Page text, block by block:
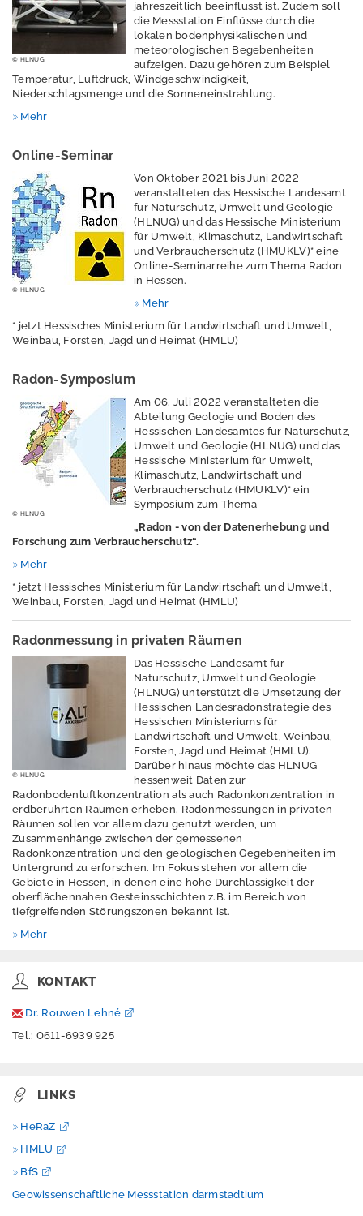
Hydrogeologie
Nutzung tiefer
Untergrund
Rohstoffe und
Geoenergien
Klimawandel und
Anpassung
Lärm
Luft
Nachhaltigkeit /
Indikatoren
Naturschutz -
Zentrum für
Artenvielfalt
Ressourcenschutz
und
Kreislaufwirtschaft,
Wasser
Windenergie
M
e
s
P
u
b
li
k
a
ti
o
n
e
Ü
b
e
s
P
r
e
© HLNUG
jahreszeitlich beeinflusst ist. Zudem soll
die Messstation Einflüsse durch die
lokalen bodenphysikalischen und
meteorologischen Begebenheiten
aufzeigen. Dazu gehören zum Beispiel
Temperatur, Luftdruck, Windgeschwindigkeit,
Niederschlagsmenge und die Sonneneinstrahlung.
Mehr
Online-Seminar
© HLNUG
Von Oktober 2021 bis Juni 2022
veranstalteten das Hessische Landesamt
für Naturschutz, Umwelt und Geologie
(HLNUG) und das Hessische Ministerium
für Umwelt, Klimaschutz, Landwirtschaft
und Verbraucherschutz (HMUKLV)* eine
Online-Seminarreihe zum Thema Radon
in Hessen.
Mehr
* jetzt Hessisches Ministerium für Landwirtschaft und Umwelt,
Weinbau, Forsten, Jagd und Heimat (HMLU)
Radon-Symposium
© HLNUG
Am 06. Juli 2022 veranstalteten die
Abteilung Geologie und Boden des
Hessischen Landesamtes für Naturschutz,
Umwelt und Geologie (HLNUG) und das
Hessische Ministerium für Umwelt,
Klimaschutz, Landwirtschaft und
Verbraucherschutz (HMUKLV)* ein
Symposium zum Thema
„Radon - von der Datenerhebung und
Forschung zum Verbraucherschutz“.
Mehr
* jetzt Hessisches Ministerium für Landwirtschaft und Umwelt,
Weinbau, Forsten, Jagd und Heimat (HMLU)
Radonmessung in privaten Räumen
© HLNUG
Das Hessische Landesamt für
Naturschutz, Umwelt und Geologie
(HLNUG) unterstützt die Umsetzung der
Hessischen Landesradonstrategie des
Hessischen Ministeriums für
Landwirtschaft und Umwelt, Weinbau,
Forsten, Jagd und Heimat (HMLU).
Darüber hinaus möchte das HLNUG
hessenweit Daten zur
Radonbodenluftkonzentration als auch Radonkonzentration in
erdberührten Räumen erheben. Radonmessungen in privaten
Räumen sollen vor allem dazu genutzt werden, um
Zusammenhänge zwischen der gemessenen
Radonkonzentration und den geologischen Gegebenheiten im
Untergrund zu erforschen. Im Fokus stehen vor allem die
Gebiete in Hessen, in denen eine hohe Durchlässigkeit der
oberflächennahen Gesteinsschichten z.B. im Bereich von
tiefgreifenden Störungszonen bekannt ist.
Mehr
KONTAKT
Dr. Rouwen Lehné
Tel.: 0611-6939 925
LINKS
HeRaZ
HMLU
BfS
Geowissenschaftliche Messstation darmstadtium